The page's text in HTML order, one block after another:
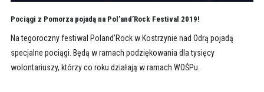
Pociągi z Pomorza pojadą na Pol’and’Rock Festival 2019!
Na tegoroczny festiwal Poland’Rock w Kostrzynie nad Odrą pojadą
specjalne pociągi. Będą w ramach podziękowania dla tysięcy
wolontariuszy, którzy co roku działają w ramach WOŚPu.